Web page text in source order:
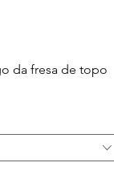
da fresa de topo